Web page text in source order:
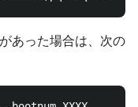
あった場合は、次の